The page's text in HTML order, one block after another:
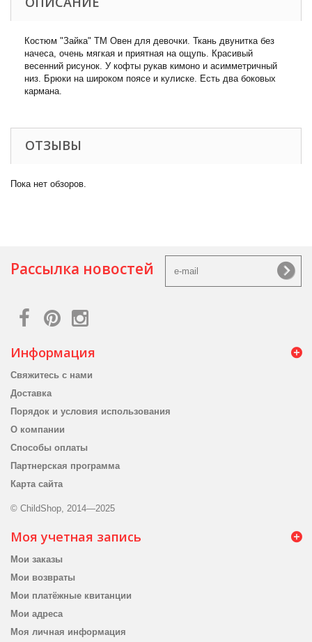
Костюм "Зайка" ТМ Овен для девочки. Ткань двунитка без
начеса, очень мягкая и приятная на ощупь. Красивый
весенний рисунок. У кофты рукав кимоно и асимметричный
низ. Брюки на широком поясе и кулиске. Есть два боковых
кармана.
ОТЗЫВЫ
Пока нет обзоров.
Рассылка новостей
Информация
Свяжитесь с нами
Доставка
Порядок и условия использования
О компании
Способы оплаты
Партнерская программа
Карта сайта
© ChildShop, 2014—2025
Моя учетная запись
Мои заказы
Мои возвраты
Мои платёжные квитанции
Мои адреса
Моя личная информация